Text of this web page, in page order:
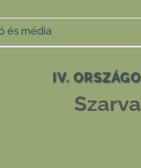
és média
IV.